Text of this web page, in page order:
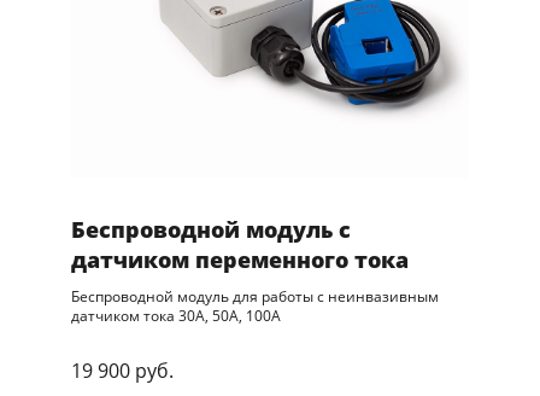
Беспроводной модуль с
датчиком переменного тока
Беспроводной модуль для работы c неинвазивным
датчиком тока 30A, 50A, 100А
19 900 руб.